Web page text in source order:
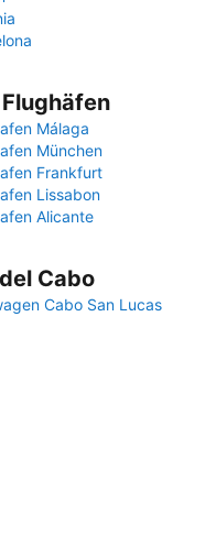
Málaga
München
Frankfurt
Lissabon
Alicante
del Cabo
Cabo San Lucas